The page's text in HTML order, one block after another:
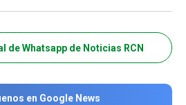
de Whatsapp de Noticias RCN
en Google News